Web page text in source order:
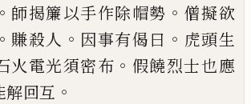
。 師揭簾以手作除帽勢 。 僧擬欲
。 賺殺人 。 因事有偈曰 。 虎頭生
火電光須密布 。 假饒烈士也應
解回互 。